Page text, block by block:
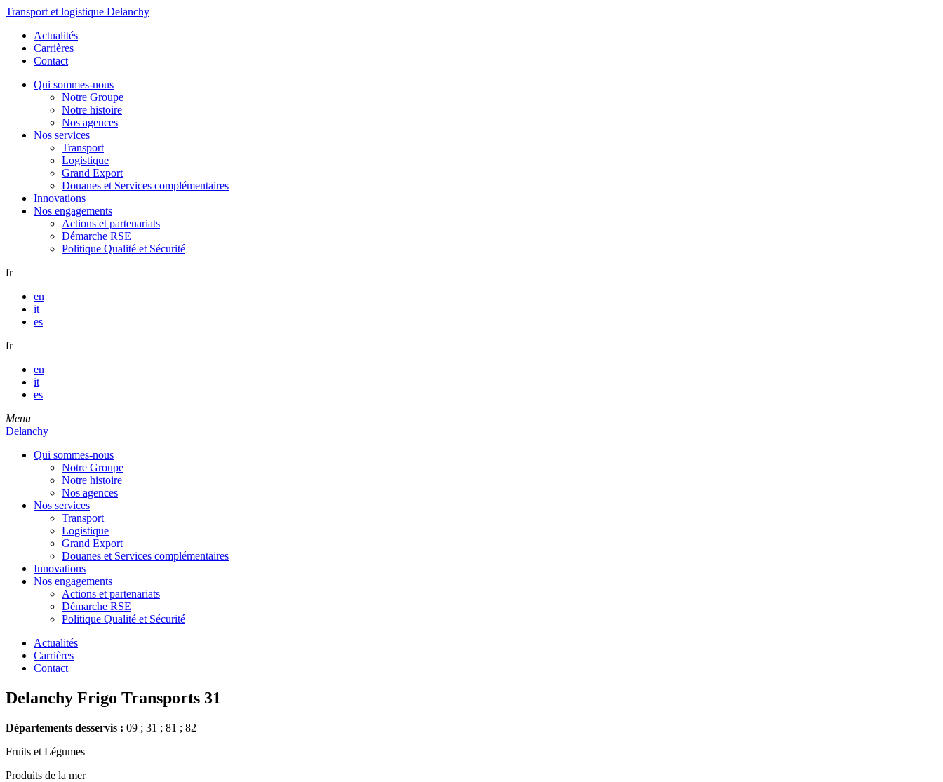
Transport et logistique Delanchy
Actualités
Carrières
Contact
Qui sommes-nous
Notre Groupe
Notre histoire
Nos agences
Nos services
Transport
Logistique
Grand Export
Douanes et Services complémentaires
Innovations
Nos engagements
Actions et partenariats
Démarche RSE
Politique Qualité et Sécurité
fr
en
it
es
fr
en
it
es
Menu
Delanchy
Qui sommes-nous
Notre Groupe
Notre histoire
Nos agences
Nos services
Transport
Logistique
Grand Export
Douanes et Services complémentaires
Innovations
Nos engagements
Actions et partenariats
Démarche RSE
Politique Qualité et Sécurité
Actualités
Carrières
Contact
Delanchy Frigo Transports 31
Départements desservis : 09 ; 31 ; 81 ; 82
Fruits et Légumes
Produits de la mer